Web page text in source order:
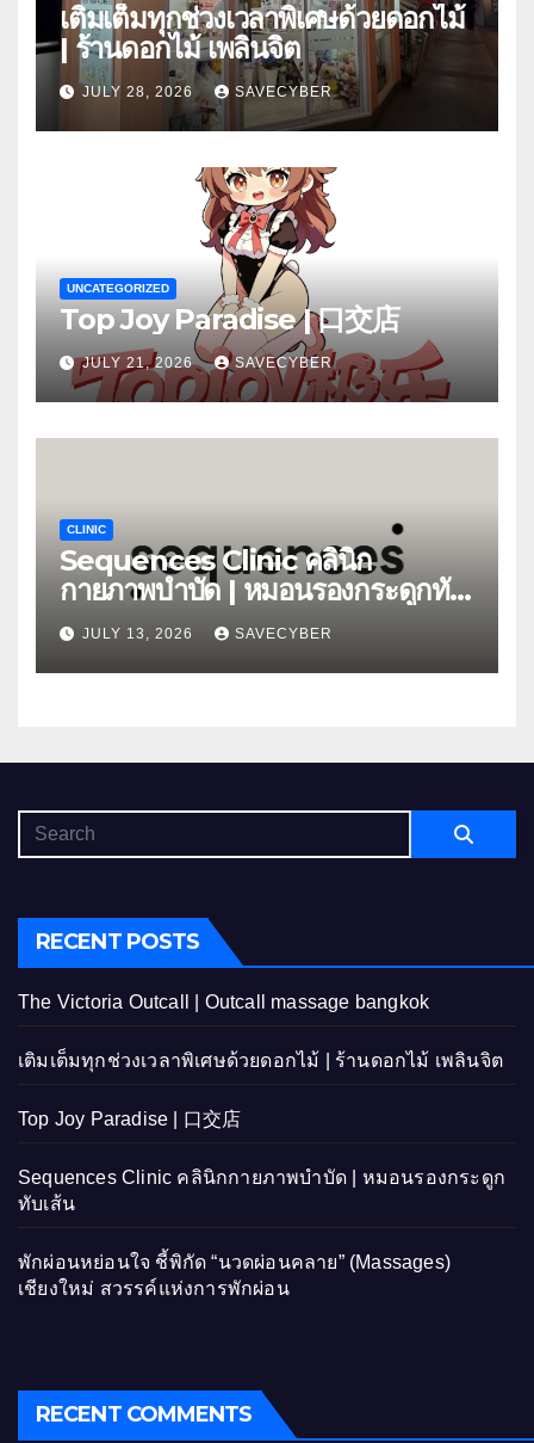
เติมเต็มทุกช่วงเวลาพิเศษด้วยดอกไม้
| ร้านดอกไม้ เพลินจิต
JULY 28, 2026 SAVECYBER
UNCATEGORIZED
Top Joy Paradise | 口交店
JULY 21, 2026 SAVECYBER
CLINIC
Sequences Clinic คลินิก
กายภาพบำบัด | หมอนรองกระดูกทับ
เส้นJULY 13, 2026 SAVECYBER
RECENT POSTS
The Victoria Outcall | Outcall massage bangkok
เติมเต็มทุกช่วงเวลาพิเศษด้วยดอกไม้ | ร้านดอกไม้ เพลินจิต
Top Joy Paradise | 口交店
Sequences Clinic คลินิกกายภาพบำบัด | หมอนรองกระดูก
ทับเส้น
พักผ่อนหย่อนใจ ชี้พิกัด “นวดผ่อนคลาย” (Massages)
เชียงใหม่ สวรรค์แห่งการพักผ่อน
RECENT COMMENTS